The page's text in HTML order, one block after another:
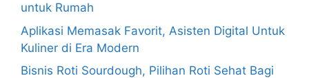
untuk Rumah
Aplikasi Memasak Favorit, Asisten Digital Untuk
Kuliner di Era Modern
Bisnis Roti Sourdough, Pilihan Roti Sehat Bagi